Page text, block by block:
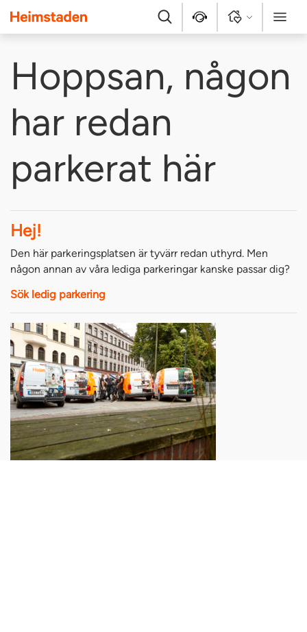
Heimstaden
Sök Kontakt Logga in Meny
Hoppsan, någon
har redan
parkerat här
Hej!
Den här parkeringsplatsen är tyvärr redan uthyrd. Men
någon annan av våra lediga parkeringar kanske passar dig?
Sök ledig parkering